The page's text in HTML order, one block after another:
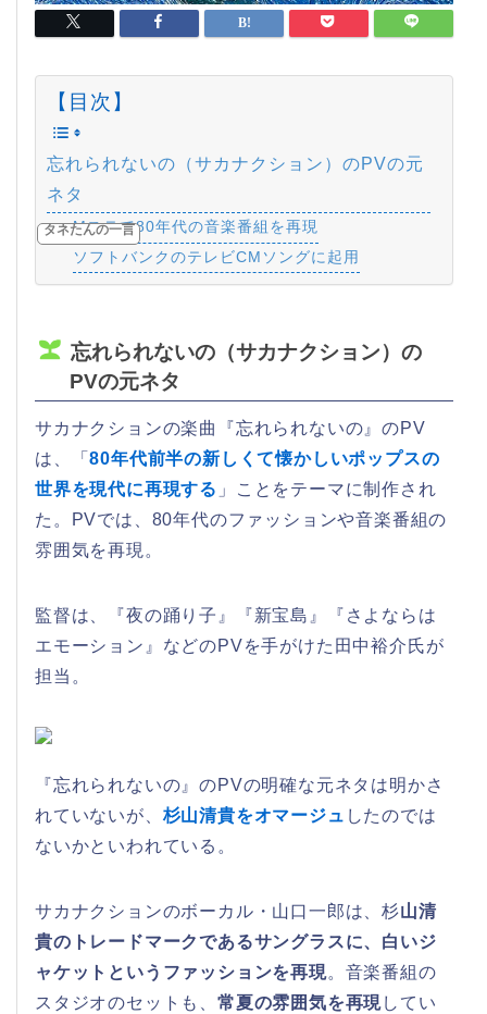
【目次】
忘れられないの（サカナクション）のPVの元
ネタ
Mステで80年代の音楽番組を再現
ソフトバンクのテレビCMソングに起用
忘れられないの（サカナクション）の
PVの元ネタ
サカナクションの楽曲『忘れられないの』のPV
は、「80年代前半の新しくて懐かしいポップスの
世界を現代に再現する 」ことをテーマに制作され
た。PVでは、80年代のファッションや音楽番組の
雰囲気を再現。
監督は、『夜の踊り子』『新宝島』『さよならは
エモーション』などのPVを手がけた田中裕介氏が
担当。
『忘れられないの』のPVの明確な元ネタは明かさ
れていないが、 杉山清貴をオマージュ したのでは
ないかといわれている。
サカナクションのボーカル・山口一郎は、杉山清
貴のトレードマークであるサングラスに、白いジ
ャケットというファッションを再現。音楽番組の
スタジオのセットも、常夏の雰囲気を再現してい
タネたんの一言